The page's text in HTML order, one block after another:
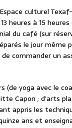
culturel
heures à 15
du café (sur
le jour même
de commander un
(de yoga avec le
Capon ; d’arts
appris les
ans et